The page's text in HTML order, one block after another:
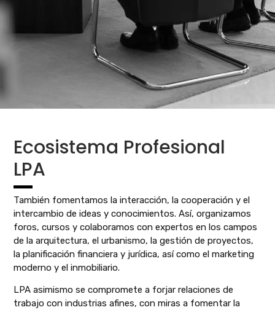
Ecosistema Profesional
LPA
También fomentamos la interacción, la cooperación y el
intercambio de ideas y conocimientos. Así, organizamos
foros, cursos y colaboramos con expertos en los campos
de la arquitectura, el urbanismo, la gestión de proyectos,
la planificación financiera y jurídica, así como el marketing
moderno y el inmobiliario.
LPA asimismo se compromete a forjar relaciones de
trabajo con industrias afines, con miras a fomentar la